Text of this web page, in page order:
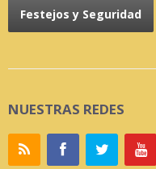
Festejos y Seguridad
NUESTRAS REDES